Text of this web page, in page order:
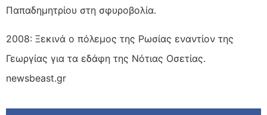
Παπαδημητρίου στη σφυροβολία.
2008: Ξεκινά ο πόλεμος της Ρωσίας εναντίον της
Γεωργίας για τα εδάφη της Νότιας Οσετίας.
newsbeast.gr